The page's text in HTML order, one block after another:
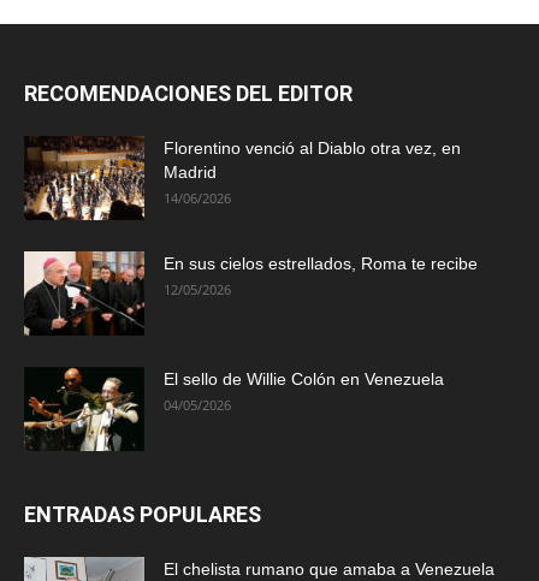
RECOMENDACIONES DEL EDITOR
Florentino venció al Diablo otra vez, en
Madrid
14/06/2026
En sus cielos estrellados, Roma te recibe
12/05/2026
El sello de Willie Colón en Venezuela
04/05/2026
ENTRADAS POPULARES
El chelista rumano que amaba a Venezuela